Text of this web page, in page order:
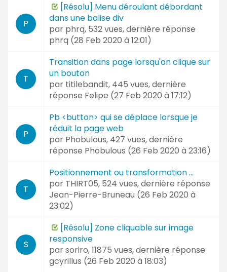
P
[Résolu] Menu déroulant débordant
dans une balise div
par phrq, 532 vues, dernière réponse
phrq (28 Feb 2020 à 12:01)
T
Transition dans page lorsqu'on clique sur
un bouton
par titilebandit, 445 vues, dernière
réponse Felipe (27 Feb 2020 à 17:12)
P
Pb <button> qui se déplace lorsque je
réduit la page web
par Phobulous, 427 vues, dernière
réponse Phobulous (26 Feb 2020 à 23:16)
T
Positionnement ou transformation ...
par THIRT05, 524 vues, dernière réponse
Jean-Pierre-Bruneau (26 Feb 2020 à
23:02)
S
[Résolu] Zone cliquable sur image
responsive
parsoriro, 11875 vues, dernière réponse
gcyrillus (26 Feb 2020 à 18:03)